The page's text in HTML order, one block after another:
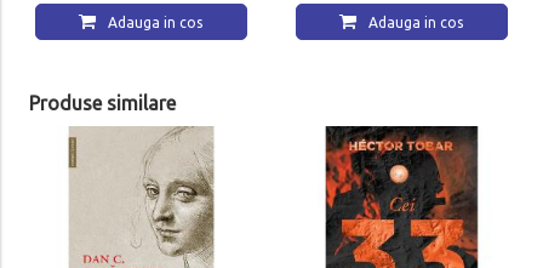
Adauga in cos Adauga in cos
Produse similare